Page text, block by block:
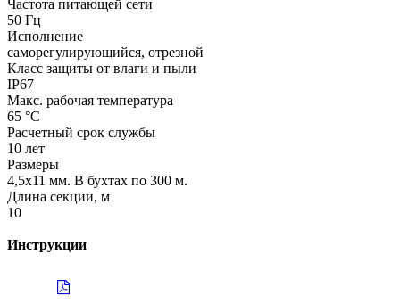
Частота питающей сети
50 Гц
Исполнение
саморегулирующийся, отрезной
Класс защиты от влаги и пыли
IP67
Макс. рабочая температура
65 °С
Расчетный срок службы
10 лет
Размеры
4,5х11 мм. В бухтах по 300 м.
Длина секции, м
10
Инструкции